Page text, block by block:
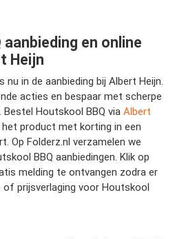
en online
Heijn
nu in de aanbieding bij Albert Heijn.
acties en bespaar met scherpe
Houtskool BBQ via Albert
product met korting in een
Op Folderz.nl verzamelen we
BBQ aanbiedingen. Klik op
melding te ontvangen zodra er
of prijsverlaging voor Houtskool